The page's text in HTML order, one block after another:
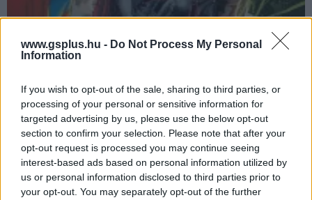
www.gsplus.hu - Do Not Process My Personal
Information
If you wish to opt-out of the sale, sharing to third parties, or
processing of your personal or sensitive information for
targeted advertising by us, please use the below opt-out
section to confirm your selection. Please note that after your
opt-out request is processed you may continue seeing
interest-based ads based on personal information utilized by
us or personal information disclosed to third parties prior to
your opt-out. You may separately opt-out of the further
Ennek a DC Comics karakternek rendeznének
Végjátékot megálmodó Russo testvérek
| 2023.04.18 14:01
Nem sokáig gondolkodnának a dolgon, ha kapnának egy
felkérést a James Gunn vezette DC Studiostól.